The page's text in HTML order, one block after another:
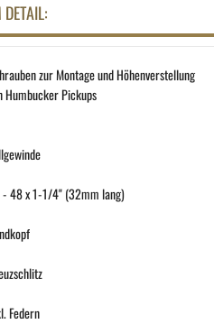
zur Montage und Höhenverstellung
Humbucker Pickups
48 x 1-1/4" (32mm lang)
Federn